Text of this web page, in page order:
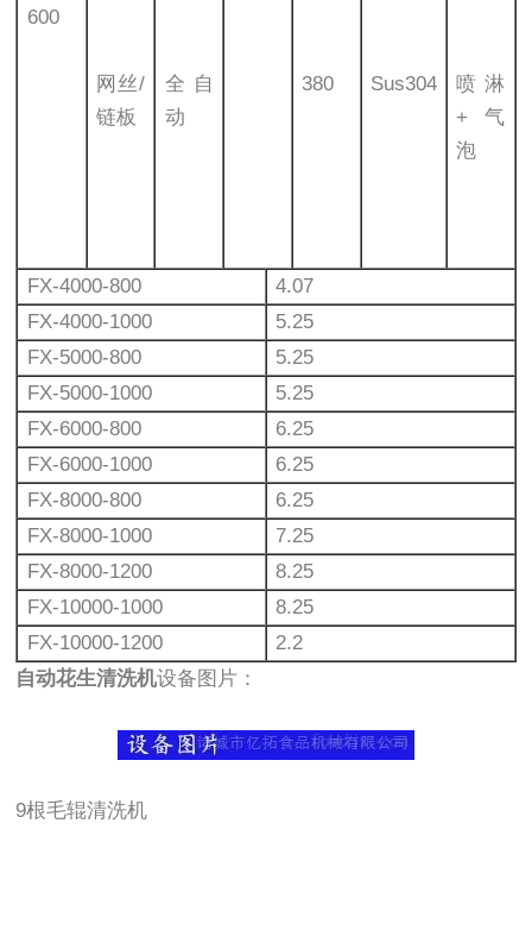
600
网丝/
链板
全自
动
380 Sus304
喷淋
+气
泡
FX-4000-800
4.07
FX-4000-1000
5.25
FX-5000-800
5.25
FX-5000-1000
5.25
FX-6000-800
6.25
FX-6000-1000
6.25
FX-8000-800
6.25
FX-8000-1000
7.25
FX-8000-1200
8.25
FX-10000-1000
8.25
FX-10000-1200
2.2
自动花生清洗机设备图片：
9根毛辊清洗机